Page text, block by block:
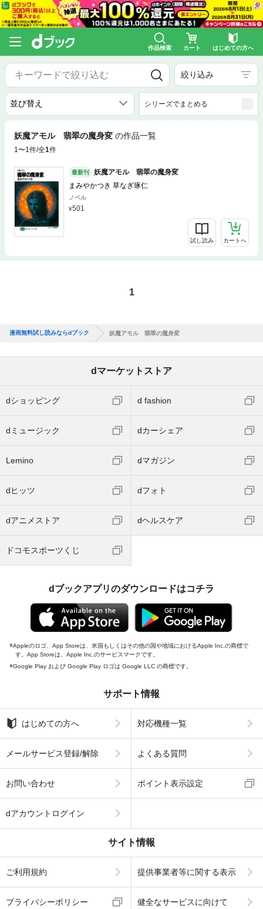
作品検索 カート はじめての方へ
絞り込み
シリーズでまとめる
妖魔アモル 翡翠の魔身変 の作品一覧
1〜1件/全1件
最新刊
妖魔アモル 翡翠の魔身変
まみやかつき 草なぎ琢仁
ノベル
501
試し読み カートへ
1
漫画無料試し読みならdブック 妖魔アモル 翡翠の魔身変
dマーケットストア
dショッピング d fashion
dミュージック dカーシェア
Lemino dマガジン
dヒッツ dフォト
dアニメストア dヘルスケア
ドコモスポーツくじ
dブックアプリのダウンロードはコチラ
Appleのロゴ、App Storeは、米国もしくはその他の国や地域におけるApple Inc.の商標で
す。App Storeは、Apple Inc.のサービスマークです。
Google Play および Google Play ロゴは Google LLC の商標です。
サポート情報
はじめての方へ 対応機種一覧
メールサービス登録/解除 よくある質問
お問い合わせ ポイント表示設定
dアカウントログイン
サイト情報
ご利用規約 提供事業者等に関する表示
プライバシーポリシー 健全なサービスに向けて